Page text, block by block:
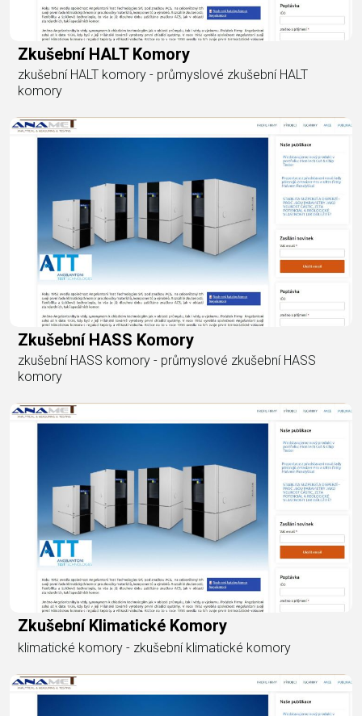
Zkušební HALT Komory
zkušební HALT komory - průmyslové zkušební HALT
komory
Zkušební HASS Komory
zkušební HASS komory - průmyslové zkušební HASS
komory
Zkušební Klimatické Komory
klimatické komory - zkušební klimatické komory